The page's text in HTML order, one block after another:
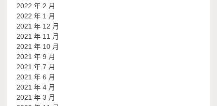
2022 年 2 月
2022 年 1 月
2021 年 12 月
2021 年 11 月
2021 年 10 月
2021 年 9 月
2021 年 7 月
2021 年 6 月
2021 年 4 月
2021 年 3 月